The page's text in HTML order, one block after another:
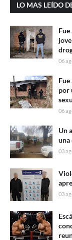
LO MAS LEÍDO
06
por
06
Un
una
03
03